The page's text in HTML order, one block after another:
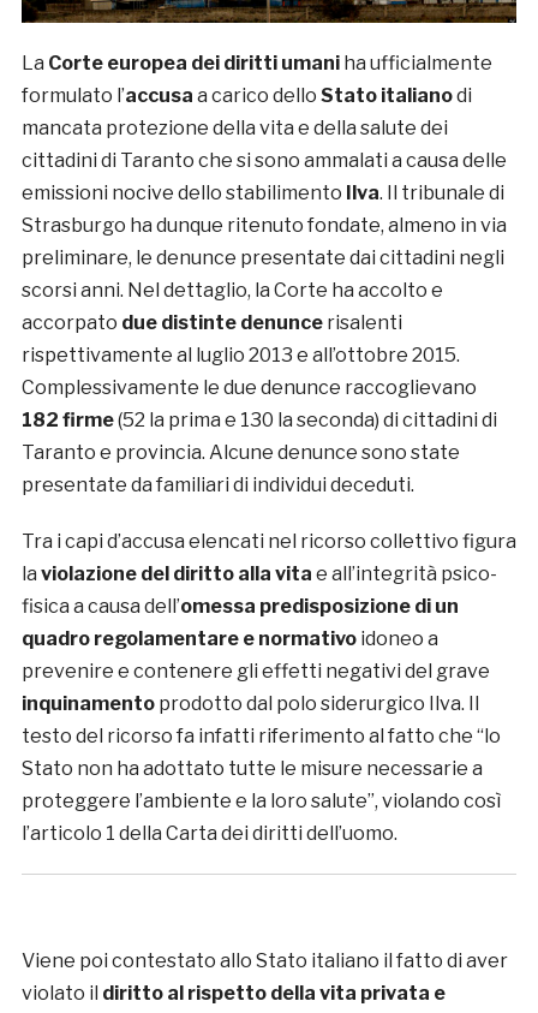
La Corte europea dei diritti umaniha ufficialmente
formulato l’accusa a carico dello Stato italianodi
mancata protezione della vita e della salute dei
cittadini di Taranto che si sono ammalati a causa delle
emissioni nocive dello stabilimento
Ilva. Il tribunale di
Strasburgo ha dunque ritenuto fondate, almeno in via
preliminare, le denunce presentate dai cittadini negli
scorsi anni. Nel dettaglio, la Corte ha accolto e
accorpato due distinte denuncerisalenti
rispettivamente al luglio 2013 e all’ottobre 2015.
Complessivamente le due denunce raccoglievano
182 firme(52 la prima e 130 la seconda) di cittadini di
Taranto e provincia. Alcune denunce sono state
presentate da familiari di individui deceduti.
Tra i capi d’accusa elencati nel ricorso collettivo figura
la violazione del diritto alla vita e all’integrità psico-
fisica a causa dell’omessa predisposizione di un
quadro regolamentare e normativoidoneo a
prevenire e contenere gli effetti negativi del grave
inquinamentoprodotto dal polo siderurgico Ilva. Il
testo del ricorso fa infatti riferimento al fatto che “lo
Stato non ha adottato tutte le misure necessarie a
proteggere l’ambiente e la loro salute”, violando così
l’articolo 1 della Carta dei diritti dell’uomo.
Viene poi contestato allo Stato italiano il fatto di aver
violato il diritto al rispetto della vita privata e